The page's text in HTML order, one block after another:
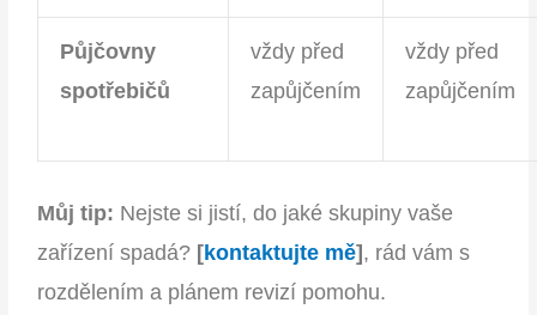
Půjčovny
spotřebičů
vždy před
zapůjčením
vždy před
zapůjčením
Můj tip: Nejste si jistí, do jaké skupiny vaše
zařízení spadá? [kontaktujte mě], rád vám s
rozdělením a plánem revizí pomohu.